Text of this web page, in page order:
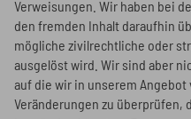
Verweisungen. Wir haben bei
den fremden Inhalt daraufhin
mögliche zivilrechtliche oder
ausgelöst wird. Wir sind aber
auf die wir in unserem
Veränderungen zu überprüfen,